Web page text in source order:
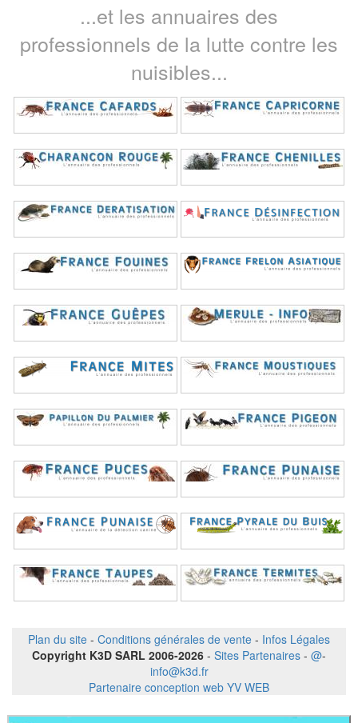
...et les annuaires des
professionnels de la lutte contre les
nuisibles...
Plan du site - Conditions générales de vente - Infos Légales
Copyright K3D SARL 2006-2026 - Sites Partenaires - @-
info@k3d.fr
Partenaire conception web YV WEB